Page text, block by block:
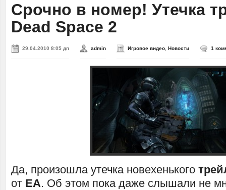
Срочно в номер! Утечка
Dead Space 2
29.04.2010 8:05 дп admin Игровое видео Новости 1
Да, произошла утечка новехенького
от EA. Об этом пока даже слышали не